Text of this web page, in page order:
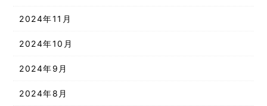
2024年11月
2024年10月
2024年9月
2024年8月